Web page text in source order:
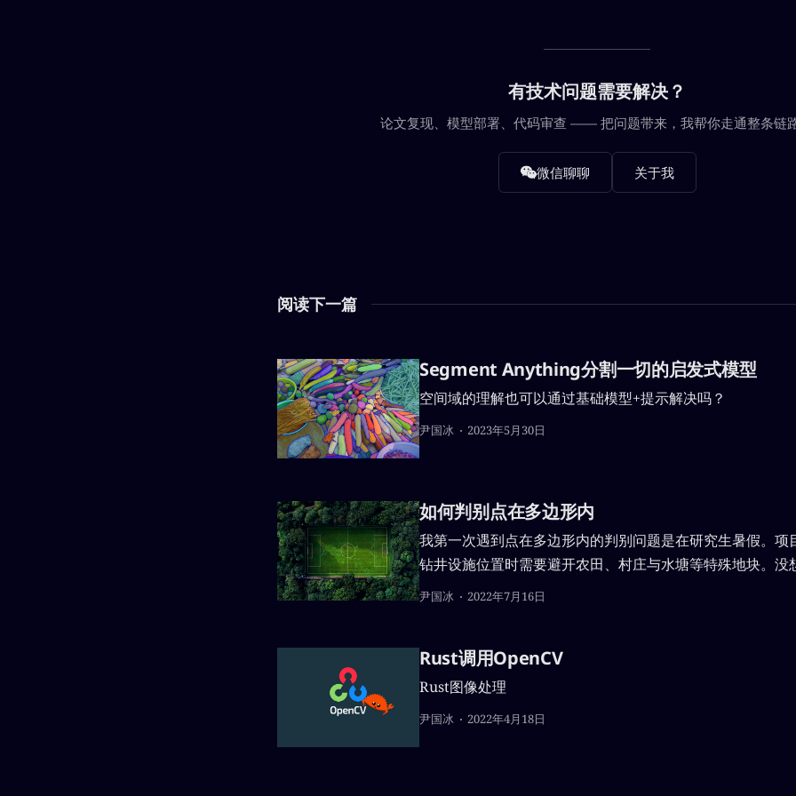
有技术问题需要解决？
论文复现、模型部署、代码审查 —— 把问题带来，我帮你走通整条链
微信聊聊 关于我
阅读下一篇
Segment Anything分割一切的启发式模型
空间域的理解也可以通过基础模型+提示解决吗？
尹国冰 2023年5月30日
如何判别点在多边形内
我第一次遇到点在多边形内的判别问题是在研究生暑假。项
钻井设施位置时需要避开农田、村庄与水塘等特殊地块。没
作中又遇到了这个问题。这次干脆写一篇文章记录一下，方
尹国冰 2022年7月16日
Rust调用OpenCV
Rust图像处理
尹国冰 2022年4月18日